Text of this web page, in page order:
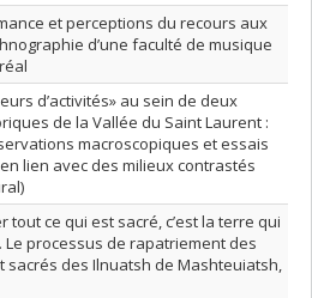
et perceptions du recours aux
d’une faculté de musique
d’activités» au sein de deux
de la Vallée du Saint Laurent :
macroscopiques et essais
lien avec des milieux contrastés
tout ce qui est sacré, c’est la terre qui
Le processus de rapatriement des
sacrés des Ilnuatsh de Mashteuiatsh,